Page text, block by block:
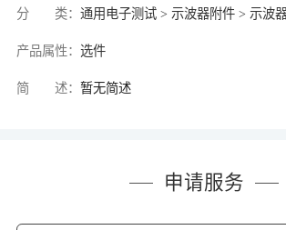
分 类： 通用电子测试 > 示波器附件 > 示波
产品属性： 选件
简 述： 暂无简述
申请服务